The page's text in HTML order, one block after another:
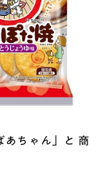
あちゃん」と 商